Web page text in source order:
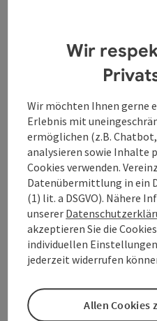
Promenade trifft moderne
Kontakt
Öffnungszeiten
Anreise/Lage
Barrierefreiheit
Wir
Wir möchten Ihnen gerne
Erlebnis mit
ermöglichen (z.B.
analysieren sowie Inhalte
Cookies verwenden.
Datenübermittlung in ein
(1) lit. a DSGVO). Nähere
unserer
akzeptieren Sie die
individuellen
jederzeit widerrufen
Allen Cookies